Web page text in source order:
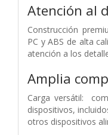
Atención al
Construcción
PC y ABS de alta
atención a los
Amplia
Carga versátil:
dispositivos,
otros dispositivos